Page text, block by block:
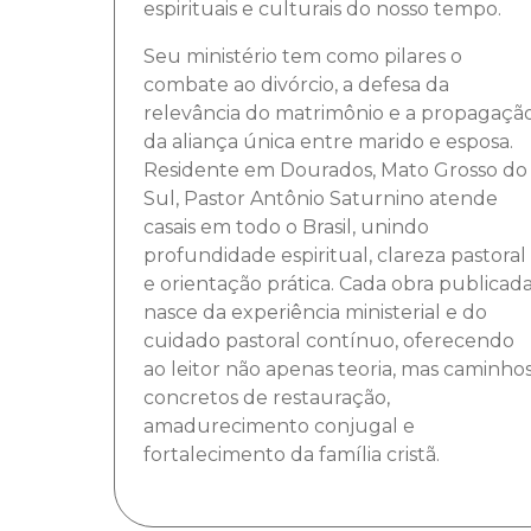
espirituais e culturais do nosso tempo.
Seu ministério tem como pilares o
combate ao divórcio, a defesa da
relevância do matrimônio e a
da aliança única entre marido e esposa.
Residente em Dourados, Mato Grosso do
Sul, Pastor Antônio Saturnino atende
casais em todo o Brasil, unindo
profundidade espiritual, clareza pastoral
e orientação prática. Cada obra publicada
nasce da experiência ministerial e do
cuidado pastoral contínuo, oferecendo
ao leitor não apenas teoria, mas
concretos de restauração,
amadurecimento conjugal e
fortalecimento da família cristã.